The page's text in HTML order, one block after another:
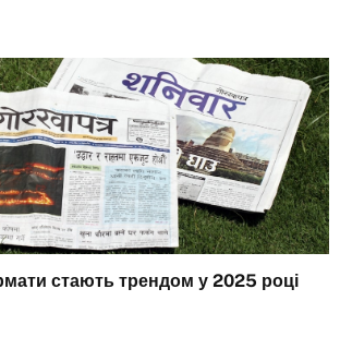
стають трендом у 2025 році